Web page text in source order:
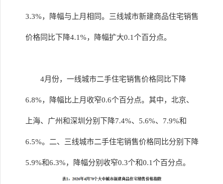
3.3%，降幅与上月相同。三线城市新建商品住宅销售
价格同比下降4.1%，降幅扩大0.1个百分点。
4月份，一线城市二手住宅销售价格同比下降
6.8%，降幅比上月收窄0.6个百分点。其中，北京、
上海、广州和深圳分别下降7.4%、5.6%、7.9%和
6.5%。二、三线城市二手住宅销售价格同比分别下降
5.9%和6.3%，降幅分别收窄0.3个和0.1个百分点。